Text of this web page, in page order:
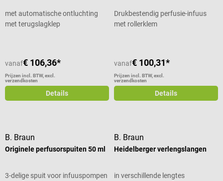
met automatische ontluchting
met terugslagklep
vanaf€ 106,36*
Prijzen incl. BTW, excl.
verzendkosten
Details
Drukbestendig perfusie-infuus
met rollerklem
vanaf€ 100,31*
Prijzen incl. BTW, excl.
verzendkosten
Details
B. Braun
Originele perfusorspuiten 50 ml
3-delige spuit voor infuuspompen
B. Braun
Heidelberger verlengslangen
in verschillende lengtes